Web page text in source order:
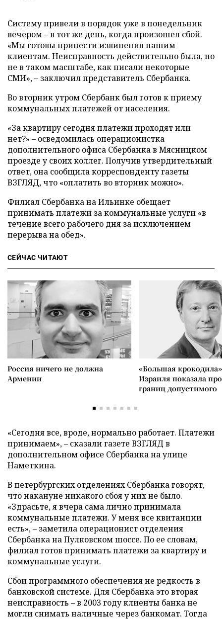
Систему привели в порядок уже в понедельник
вечером – в тот же день, когда произошел сбой.
«Мы готовы принести извинения нашим
клиентам. Неисправность действительно была, но
не в таком масштабе, как писали некоторые
СМИ», – заключил представитель Сбербанка.
Во вторник утром Сбербанк был готов к приему
коммунальных платежей от населения.
«За квартиру сегодня платежи проходят или
нет?» – осведомилась операционистка
дополнительного офиса Сбербанка в Мясницком
проезде у своих коллег. Получив утвердительный
ответ, она сообщила корреспонденту газеты
ВЗГЛЯД, что «оплатить во вторник можно».
Филиал Сбербанка на Ильинке обещает
принимать платежи за коммунальные услуги «в
течение всего рабочего дня за исключением
перерыва на обед».
СЕЙЧАС ЧИТАЮТ
Россия ничего не должна
Армении
«Большая
Израиля показала
границ допустимого
«Сегодня все, вроде, нормально работает. Платежи
принимаем», – сказали газете ВЗГЛЯД в
дополнительном офисе Сбербанка на улице
Наметкина.
В петербургских отделениях Сбербанка говорят,
что накануне никакого сбоя у них не было.
«Здрасьте, я вчера сама лично принимала
коммунальные платежи. У меня все квитанции
есть», – заметила операционист отделения
Сбербанка на Пулковском шоссе. По ее словам,
филиал готов принимать платежи за квартиру и
коммунальные услуги.
Сбои программного обеспечения не редкость в
банковской системе. Для Сбербанка это вторая
неисправность – в 2003 году клиенты банка не
могли снимать наличные через банкомат. Тогда